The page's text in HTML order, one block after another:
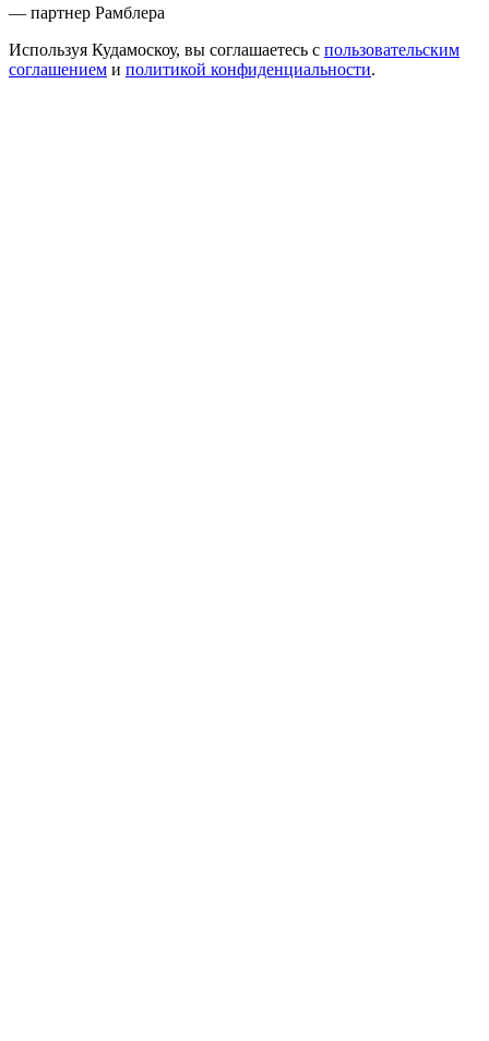
— партнер Рамблера
Используя Кудамоскоу, вы соглашаетесь с пользовательским
соглашением и политикой конфиденциальности.